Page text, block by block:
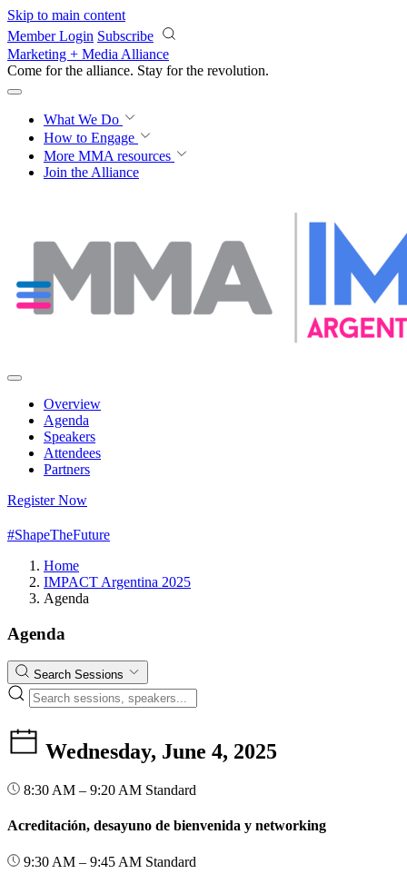
Skip to main content
Member Login Subscribe
Marketing + Media Alliance
Come for the alliance. Stay for the revolution.
What We Do
How to Engage
More MMA resources
Join the Alliance
Overview
Agenda
Speakers
Attendees
Partners
Register Now
#ShapeTheFuture
Home
IMPACT Argentina 2025
Agenda
Agenda
Search Sessions
Wednesday, June 4, 2025
8:30 AM – 9:20 AM Standard
Acreditación, desayuno de bienvenida y networking
9:30 AM – 9:45 AM Standard